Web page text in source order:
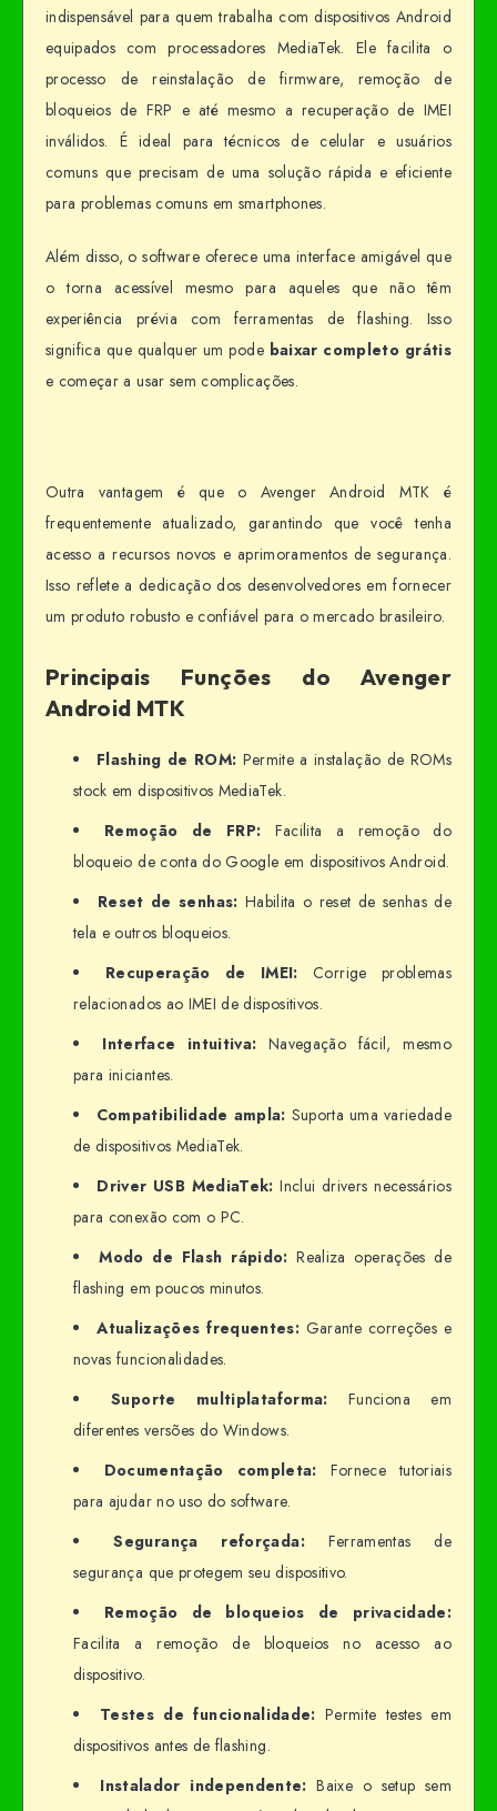
indispensável para quem trabalha com dispositivos Android
equipados com processadores MediaTek. Ele facilita o
processo de reinstalação de firmware, remoção de
bloqueios de FRP e até mesmo a recuperação de IMEI
inválidos. É ideal para técnicos de celular e usuários
comuns que precisam de uma solução rápida e eficiente
para problemas comuns em smartphones.
Além disso, o software oferece uma interface amigável que
o torna acessível mesmo para aqueles que não têm
experiência prévia com ferramentas de flashing. Isso
significa que qualquer um pode baixar completo grátis
e começar a usar sem complicações.
Outra vantagem é que o Avenger Android MTK é
frequentemente atualizado, garantindo que você tenha
acesso a recursos novos e aprimoramentos de segurança.
Isso reflete a dedicação dos desenvolvedores em fornecer
um produto robusto e confiável para o mercado brasileiro.
Principais Funções do Avenger
Android MTK
Flashing de ROM: Permite a instalação de ROMs
stock em dispositivos MediaTek.
Remoção de FRP: Facilita a remoção do
bloqueio de conta do Google em dispositivos Android.
Reset de senhas: Habilita o reset de senhas de
tela e outros bloqueios.
Recuperação de IMEI: Corrige problemas
relacionados ao IMEI de dispositivos.
Interface intuitiva: Navegação fácil, mesmo
para iniciantes.
Compatibilidade ampla: Suporta uma variedade
de dispositivos MediaTek.
Driver USB MediaTek: Inclui drivers necessários
para conexão com o PC.
Modo de Flash rápido: Realiza operações de
flashing em poucos minutos.
Atualizações frequentes: Garante correções e
novas funcionalidades.
Suporte multiplataforma: Funciona em
diferentes versões do Windows.
Documentação completa: Fornece tutoriais
para ajudar no uso do software.
Segurança reforçada:Ferramentas de
segurança que protegem seu dispositivo.
Remoção de bloqueios de privacidade:
Facilita a remoção de bloqueios no acesso ao
dispositivo.
Testes de funcionalidade: Permite testes em
dispositivos antes de flashing.
Instalador independente: Baixe o setup sem